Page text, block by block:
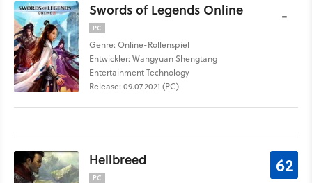
Swords of Legends Online
PC
Genre: Online-Rollenspiel
Entwickler: Wangyuan Shengtang
Entertainment Technology
Release: 09.07.2021 (PC)
-
Hellbreed
PC
62